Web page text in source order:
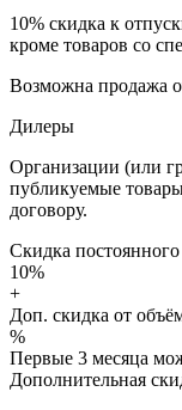
10% скидка к
кроме товаров со
Возможна продажа
Дилеры
Организации (или
публикуемые
договору.
Скидка постоянного
10%
+
Доп. скидка от
%
Первые 3 месяца
Дополнительная